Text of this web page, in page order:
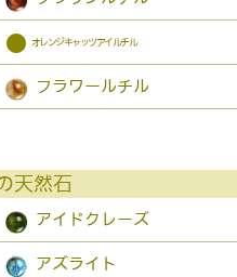
● オレンジキャッツアイルチル
フラワールチル
天然石
アイドクレーズ
アズライト